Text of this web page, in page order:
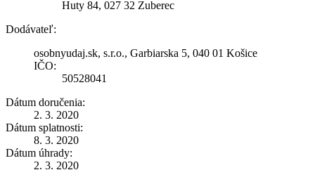
Huty 84, 027 32 Zuberec
Dodávateľ:
osobnyudaj.sk, s.r.o., Garbiarska 5, 040 01 Košice
IČO:
50528041
Dátum doručenia:
2. 3. 2020
Dátum splatnosti:
8. 3. 2020
Dátum úhrady:
2. 3. 2020